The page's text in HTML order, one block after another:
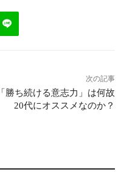
次の記事
「勝ち続ける意志力」は何故
20代にオススメなのか？